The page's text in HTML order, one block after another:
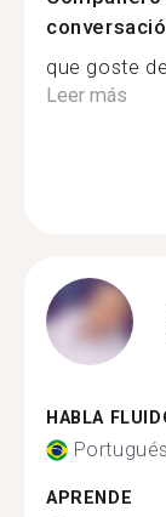
que goste
Leer más
HABLA
Portugués
APRENDE